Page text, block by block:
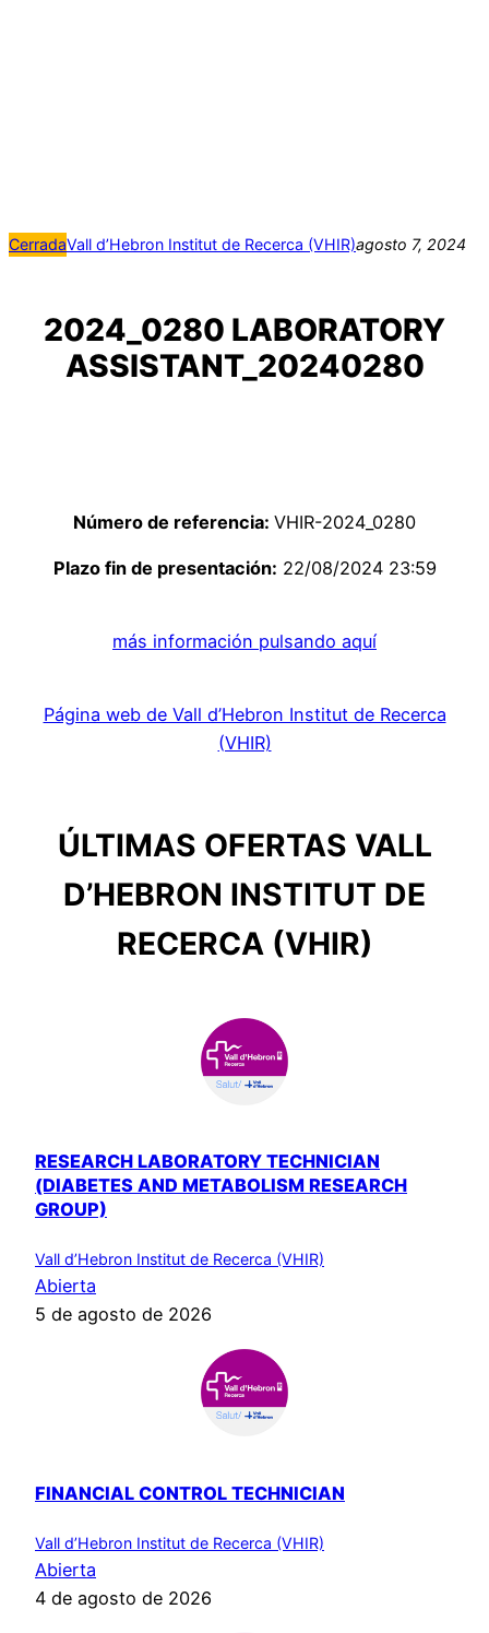
CerradaVall d’Hebron Institut de Recerca (VHIR)agosto 7, 2024
2024_0280 LABORATORY
ASSISTANT_20240280
Número de referencia: VHIR-2024_0280
Plazo fin de presentación: 22/08/2024 23:59
más información pulsando aquí
Página web de Vall d’Hebron Institut de Recerca
(VHIR)
ÚLTIMAS OFERTAS VALL
D’HEBRON INSTITUT DE
RECERCA (VHIR)
RESEARCH LABORATORY TECHNICIAN
(DIABETES AND METABOLISM RESEARCH
GROUP)
Vall d’Hebron Institut de Recerca (VHIR)
Abierta
5 de agosto de 2026
FINANCIAL CONTROL TECHNICIAN
Vall d’Hebron Institut de Recerca (VHIR)
Abierta
4 de agosto de 2026